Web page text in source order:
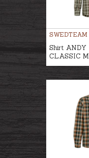
SWEDTEAM
Shirt ANDY
CLASSIC M